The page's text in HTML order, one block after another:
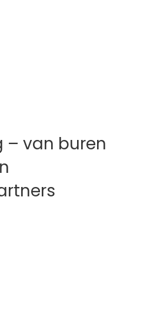
– van buren